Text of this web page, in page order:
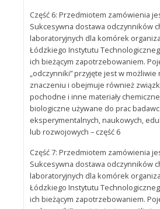
Część 6: Przedmiotem zamówienia
Sukcesywna dostawa odczynników
laboratoryjnych dla komórek
Łódzkiego Instytutu
ich bieżącym zapotrzebowaniem.
„odczynniki” przyjęte jest w
znaczeniu i obejmuje również
pochodne i inne materiały
biologiczne używane do prac
eksperymentalnych, naukowych,
lub rozwojowych – część 6
Część 7: Przedmiotem zamówienia
Sukcesywna dostawa odczynników
laboratoryjnych dla komórek
Łódzkiego Instytutu
ich bieżącym zapotrzebowaniem.